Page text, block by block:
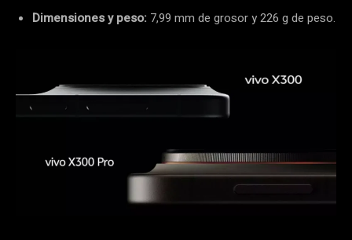
Dimensiones y peso: 7,99 mm de grosor y 226 g de peso.